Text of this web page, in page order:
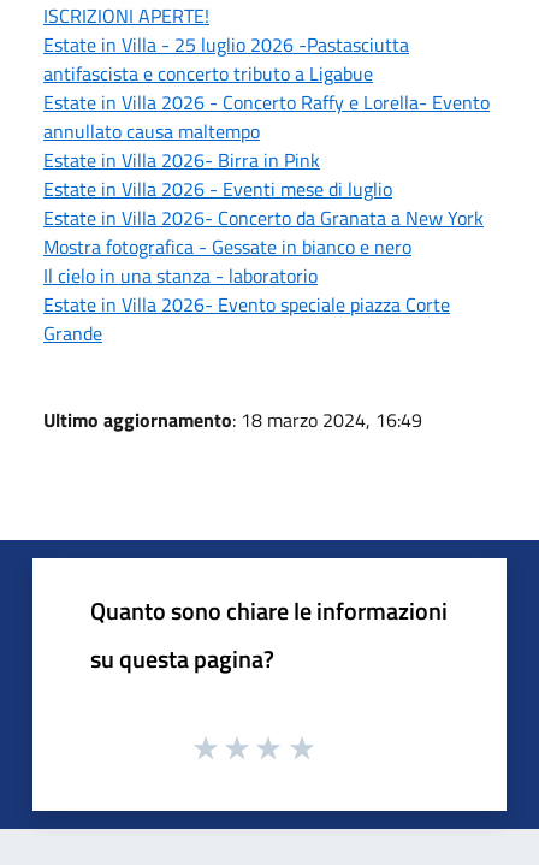
ISCRIZIONI APERTE!
Estate in Villa - 25 luglio 2026 -Pastasciutta
antifascista e concerto tributo a Ligabue
Estate in Villa 2026 - Concerto Raffy e Lorella- Evento
annullato causa maltempo
Estate in Villa 2026- Birra in Pink
Estate in Villa 2026 - Eventi mese di luglio
Estate in Villa 2026- Concerto da Granata a New York
Mostra fotografica - Gessate in bianco e nero
Il cielo in una stanza - laboratorio
Estate in Villa 2026- Evento speciale piazza Corte
Grande
Ultimo aggiornamento: 18 marzo 2024, 16:49
Quanto sono chiare le informazioni
su questa pagina?